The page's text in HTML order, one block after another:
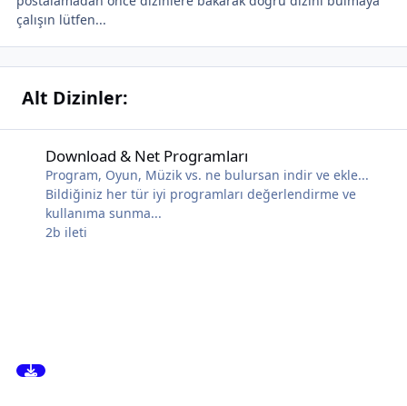
çalışın lütfen...
Alt Dizinler:
Download & Net Programları
Program, Oyun, Müzik vs. ne bulursan indir ve ekle...
Bildiğiniz her tür iyi programları değerlendirme ve
kullanıma sunma...
2b ileti